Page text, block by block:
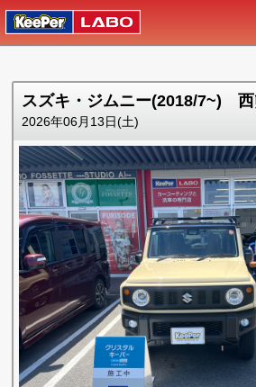
スズキ・ジムニー(2018/7~) 西
2026年06月13日(土)